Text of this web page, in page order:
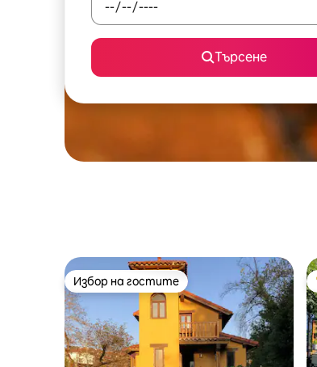
Търсене
Избор на гостите
Избор на гостите